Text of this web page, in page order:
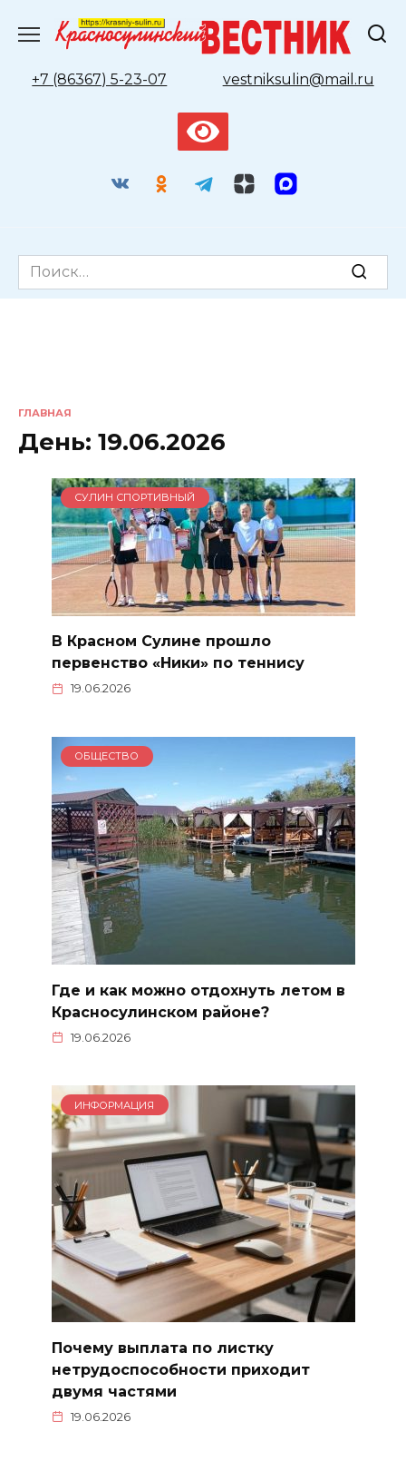
содержанию
+7 (86367) 5-23-07
vestniksulin@mail.ru
Search
for:
ГЛАВНАЯ
День: 19.06.2026
СУЛИН СПОРТИВНЫЙ
В Красном Сулине прошло
первенство «Ники» по теннису
19.06.2026
ОБЩЕСТВО
Где и как можно отдохнуть летом в
Красносулинском районе?
19.06.2026
ИНФОРМАЦИЯ
Почему выплата по листку
нетрудоспособности приходит
двумя частями
19.06.2026